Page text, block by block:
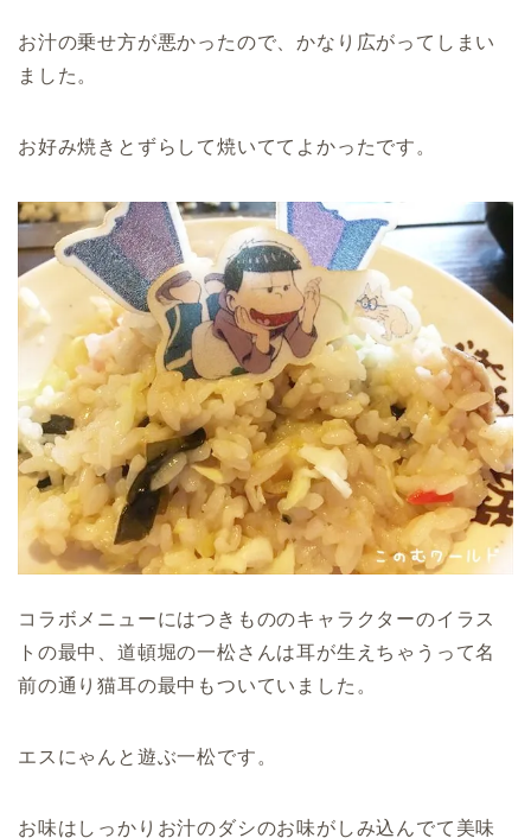
お汁の乗せ方が悪かったので、かなり広がってしまい
ました。
お好み焼きとずらして焼いててよかったです。
コラボメニューにはつきもののキャラクターのイラス
トの最中、道頓堀の一松さんは耳が生えちゃうって名
前の通り猫耳の最中もついていました。
エスにゃんと遊ぶ一松です。
お味はしっかりお汁のダシのお味がしみ込んでて美味